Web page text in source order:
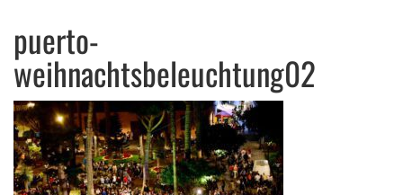
puerto-
weihnachtsbeleuchtung02